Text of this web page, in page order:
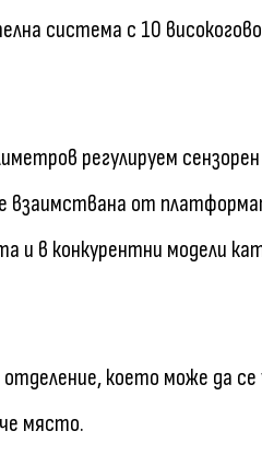
система с 10
регулируем
взаимствана от
и в конкурентни модели
което може да се
място.